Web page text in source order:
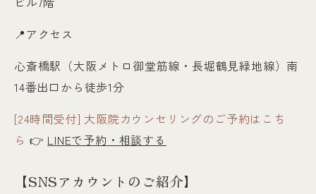
📍アクセス
心斎橋駅（大阪メトロ御堂筋線・長堀鶴見緑地線）南
14番出口から徒歩1分
[24時間受付] 大阪院カウンセリングのご予約はこち
ら 👉 LINEで予約・相談する
【SNSアカウントのご紹介】